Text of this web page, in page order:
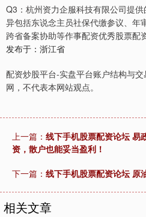
Q3：杭州资力企服科技有限公司提供
异包括东说念主员社保代缴参议、年
跨省备案协助等作事配资优秀股票配
发布于：浙江省
配资炒股平台-实盘平台账户结构与
网，不代表本网站观点。
上一篇： 线下手机股票配资论坛 易
资，散户也能妥当盈利！
下一篇： 线下手机股票配资论坛 原
相关文章